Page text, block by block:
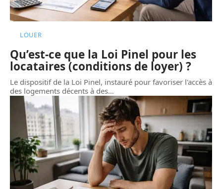
LOUER
Qu’est-ce que la Loi Pinel pour les
locataires (conditions de loyer) ?
Le dispositif de la Loi Pinel, instauré pour favoriser l'accès à
des logements décents à des…